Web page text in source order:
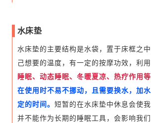
水床垫
水床垫的主要结构是水袋，置于床框之
己想要的温度，有一定的按摩功效，利用
睡眠、动态睡眠、冬暖夏凉、热疗作用
在使用时不易不挪动，且需要换水，加
定的时间。 短暂的在水床垫中休息会使
并不能作为长期的睡眠工具，会影响我